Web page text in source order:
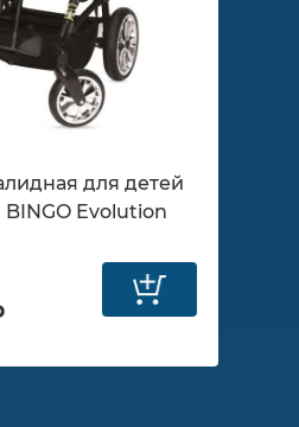
для детей
Evolution